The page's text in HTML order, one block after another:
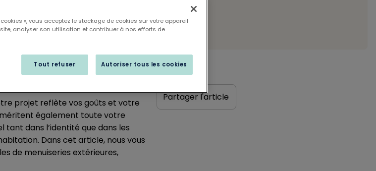
ou fassiez construire une maison
projet reflète vos goûts et votre
également toute votre
dans l’identité que dans les
Dans cet article, nous vous
de menuiseries extérieures,
Partager l'article
», vous acceptez le stockage de cookies sur votre appareil
analyser son utilisation et contribuer à nos efforts de
Tout refuser Autoriser tous les cookies